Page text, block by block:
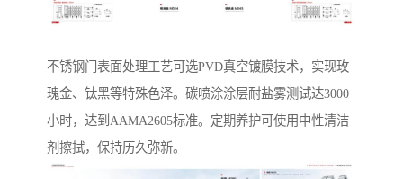
‌不锈钢门表面处理工艺‌可选PVD真空镀膜技术，实现玫
瑰金、钛黑等特殊色泽。碳喷涂涂层耐盐雾测试达3000
小时，达到AAMA2605标准。定期养护可使用中性清洁
剂擦拭，保持历久弥新。